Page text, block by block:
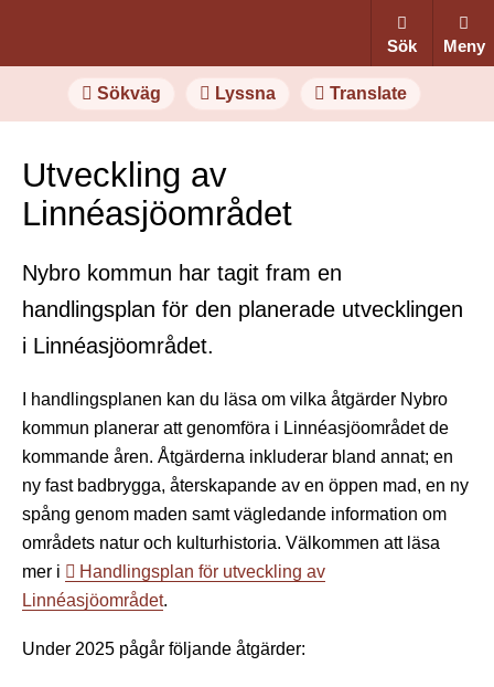
Sök Meny
Sökväg Lyssna Translate
Utveckling av
Linnéasjöområdet
Nybro kommun har tagit fram en
handlingsplan för den planerade utvecklingen
i Linnéasjöområdet.
I handlingsplanen kan du läsa om vilka åtgärder Nybro
kommun planerar att genomföra i Linnéasjöområdet de
kommande åren. Åtgärderna inkluderar bland annat; en
ny fast badbrygga, återskapande av en öppen mad, en ny
spång genom maden samt vägledande information om
områdets natur och kulturhistoria. Välkommen att läsa
mer i
Handlingsplan för utveckling av
Linnéasjöområdet.
Under 2025 pågår följande åtgärder: